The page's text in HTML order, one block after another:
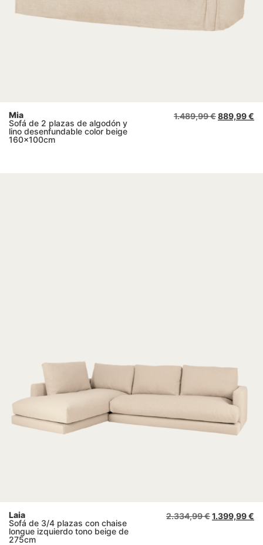
Mia
Sofá de 2 plazas de algodón y
lino desenfundable color beige
160x100cm
1.489,99€889,99€
Laia
Sofá de 3/4 plazas con chaise
longue izquierdo tono beige de
275cm
2.334,99€1.399,99€